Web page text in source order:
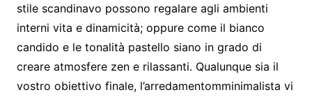
stile scandinavo possono regalare agli ambienti
interni vita e dinamicità; oppure come il bianco
candido e le tonalità pastello siano in grado di
creare atmosfere zen e rilassanti. Qualunque sia il
vostro obiettivo finale, l’arredamentomminimalista vi